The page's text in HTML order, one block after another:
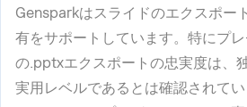
Gensparkはスライドのエクスポー
有をサポートしています。特にプ
の.pptxエクスポートの忠実度は、
実用レベルであるとは確認されて